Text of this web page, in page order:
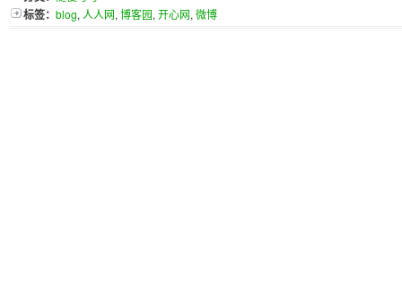
标签： blog, 人人网, 博客园, 开心网, 微博